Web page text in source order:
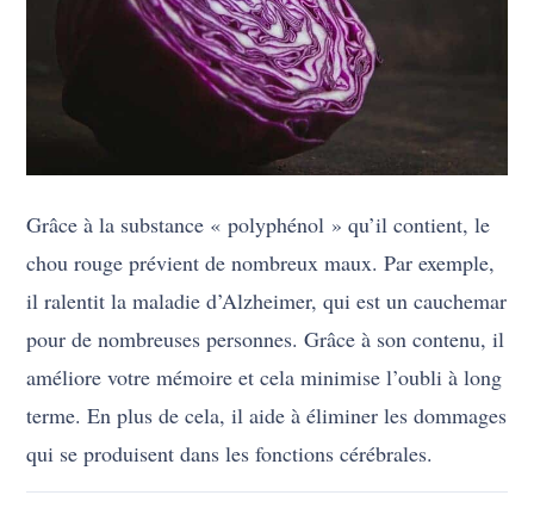
Grâce à la substance « polyphénol » qu’il contient, le
chou rouge prévient de nombreux maux. Par exemple,
il ralentit la maladie d’Alzheimer, qui est un cauchemar
pour de nombreuses personnes. Grâce à son contenu, il
améliore votre mémoire et cela minimise l’oubli à long
terme. En plus de cela, il aide à éliminer les dommages
qui se produisent dans les fonctions cérébrales.